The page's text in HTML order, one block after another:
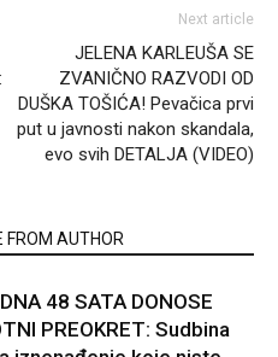
Next article
JELENA KARLEUŠA SE
ZVANIČNO RAZVODI OD
DUŠKA TOŠIĆA! Pevačica prvi
put u javnosti nakon skandala,
evo svih DETALJA (VIDEO)
FROM AUTHOR
48 SATA DONOSE
PREOKRET: Sudbina